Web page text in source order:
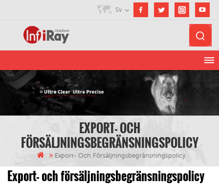
Sv
EXPORT- OCH
FÖRSÄLJNINGSBEGRÄNSNINGSPOLICY
Export- Och Försäljningsbegränsningspolicy
Export- och försäljningsbegränsningspolicy